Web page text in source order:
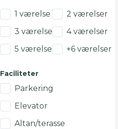
1 værelse
2 værelser
3 værelser
4 værelser
5 værelser
+6 værelser
Faciliteter
Parkering
Elevator
Altan/terasse